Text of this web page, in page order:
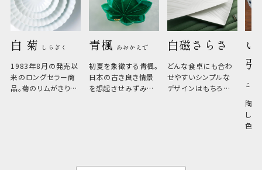
白 菊 しらぎく
1983年8月の発売以
来のロングセラー商
品。菊のリムがきりっ
青楓 あおかえで
初夏を象徴する青楓。
日本の古き良き情景
を想起させみずみず
白磁さらさ
どんな食卓にも合わ
せやすいシンプルな
デザインはもちろん、
い
こひ
陶器
しい
色の